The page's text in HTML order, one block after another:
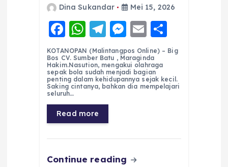
Dina Sukandar Mei 15, 2026
F
a
c
e
b
o
o
k
W
h
a
ts
A
p
p
T
el
e
g
r
a
m
M
e
ss
e
n
E
m
ai
l
h
a
re
KOTANOPAN (Malintangpos Online) – Big
Bos CV. Sumber Batu , Maraginda
Hakim.Nasution, mengakui olahraga
sepak bola sudah menjadi bagian
penting dalam kehidupannya sejak kecil.
Saking cintanya, bahkan dia mempelajari
seluruh…
Read more
Continue reading